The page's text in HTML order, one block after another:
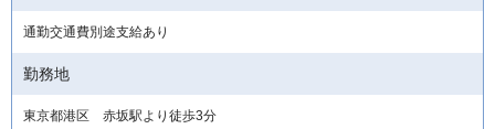
通勤交通費別途支給あり
勤務地
東京都港区 赤坂駅より徒歩3分